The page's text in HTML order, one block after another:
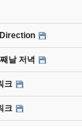
날 저녁
크
크